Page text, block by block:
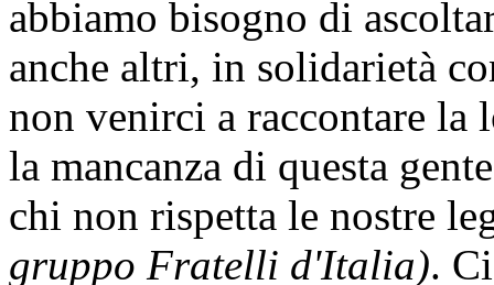
abbiamo bisogno di
anche altri, in solidarietà
non venirci a raccontare la
la mancanza di questa
chi non rispetta le nostre
gruppo Fratelli d'Italia).